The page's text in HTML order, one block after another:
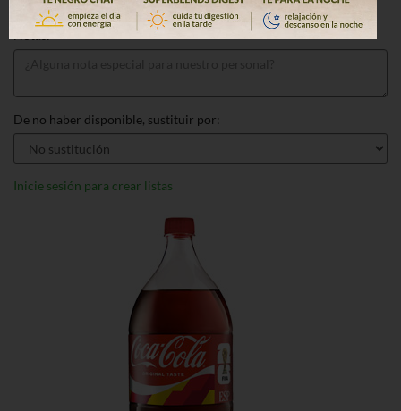
Total: $1.59
De no haber disponible, sustituir por:
Inicie sesión para crear listas